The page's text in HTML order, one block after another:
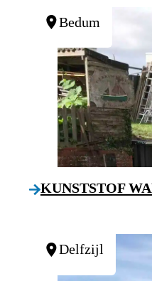
Bedum
KUNSTSTOF
Delfzijl